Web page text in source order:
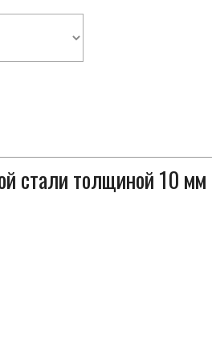
стали толщиной 10 мм